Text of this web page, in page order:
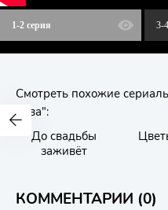
1-2 серия 3-
Смотреть похожие
льва":
До свадьбы
заживёт
КОММЕНТАРИИ (0)